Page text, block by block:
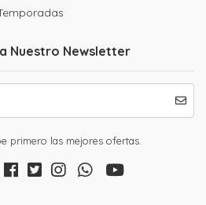
Nuestro Newsletter
primero las mejores ofertas.